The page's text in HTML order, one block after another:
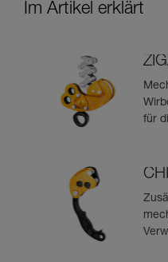
Im Artikel erklärt
für